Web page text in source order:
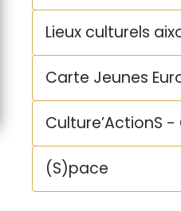
Lieux culturels
Carte Jeunes
Culture’ActionS -
(S)pace